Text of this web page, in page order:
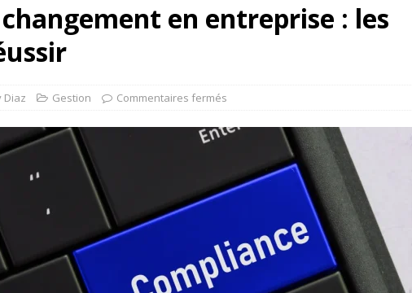
en entreprise : les
Diaz Gestion Commentaires fermés